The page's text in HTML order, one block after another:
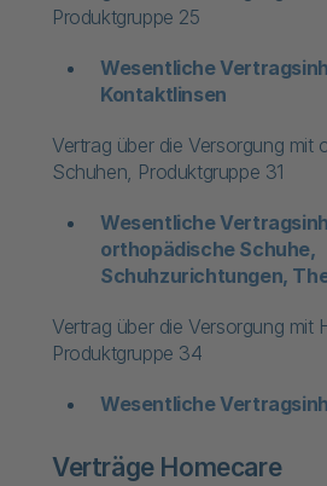
Produktgruppe 25
Wesentliche
Kontaktlinsen
Vertrag über die Versorgung mit
Schuhen, Produktgruppe 31
Wesentliche
orthopädische Schuhe,
Schuhzurichtungen,
Vertrag über die Versorgung mit
Produktgruppe 34
​Wesentliche
Verträge Homecare